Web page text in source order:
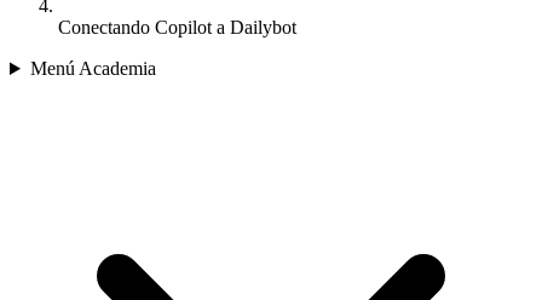
Conectando Copilot a Dailybot
Menú Academia